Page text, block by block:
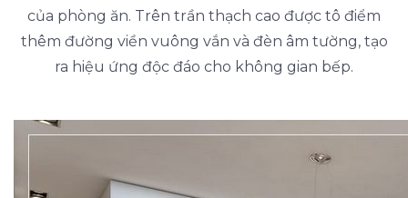
của phòng ăn. Trên trần thạch cao được tô điểm
thêm đường viền vuông vắn và đèn âm tường, tạo
ra hiệu ứng độc đáo cho không gian bếp.